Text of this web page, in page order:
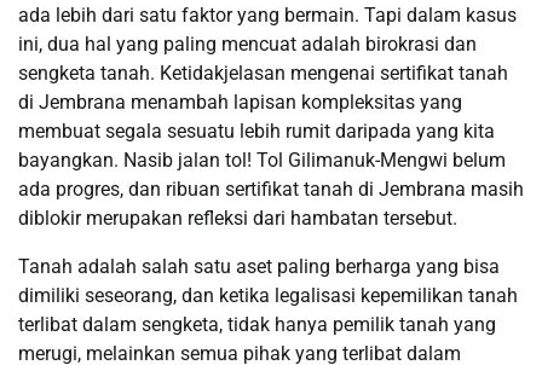
ada lebih dari satu faktor yang bermain. Tapi dalam kasus
ini, dua hal yang paling mencuat adalah birokrasi dan
sengketa tanah. Ketidakjelasan mengenai sertifikat tanah
di Jembrana menambah lapisan kompleksitas yang
membuat segala sesuatu lebih rumit daripada yang kita
bayangkan. Nasib jalan tol! Tol Gilimanuk-Mengwi belum
ada progres, dan ribuan sertifikat tanah di Jembrana masih
diblokir merupakan refleksi dari hambatan tersebut.
Tanah adalah salah satu aset paling berharga yang bisa
dimiliki seseorang, dan ketika legalisasi kepemilikan tanah
terlibat dalam sengketa, tidak hanya pemilik tanah yang
merugi, melainkan semua pihak yang terlibat dalam